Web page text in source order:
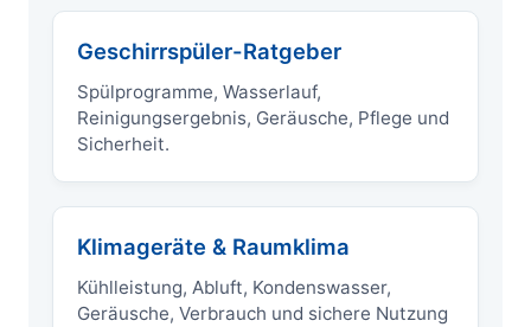
Geschirrspüler-Ratgeber
Spülprogramme, Wasserlauf,
Reinigungsergebnis, Geräusche, Pflege und
Sicherheit.
Klimageräte & Raumklima
Kühlleistung, Abluft, Kondenswasser,
Geräusche, Verbrauch und sichere Nutzung